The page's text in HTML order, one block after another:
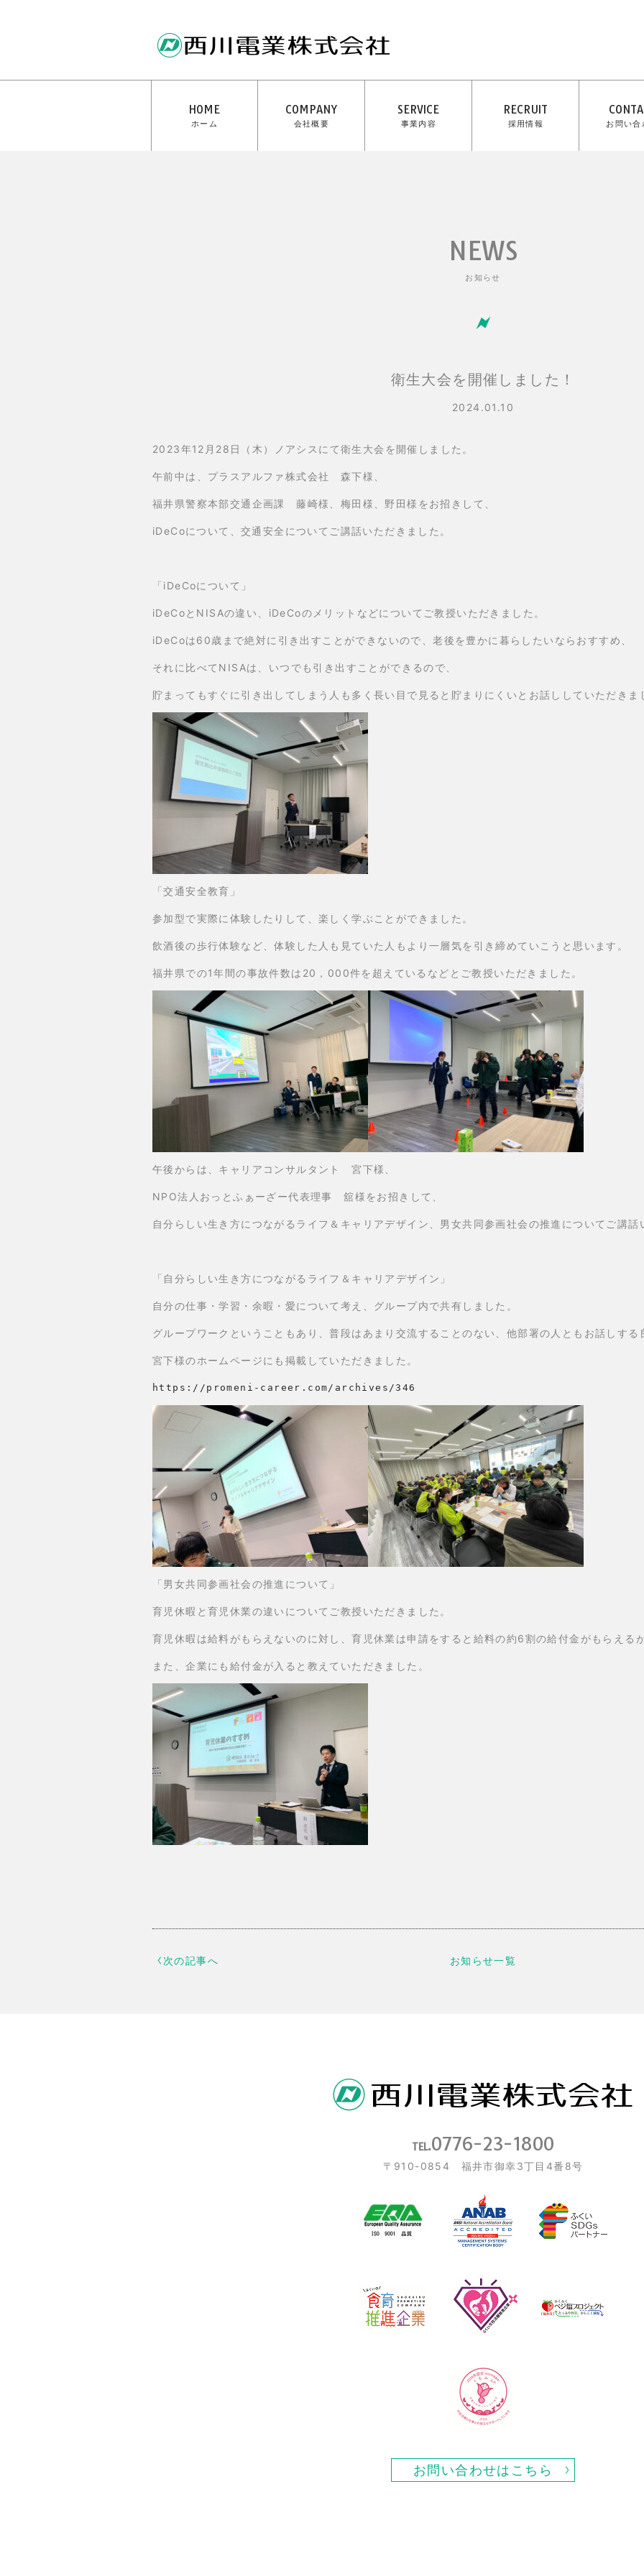
HOME
ホーム
COMPANY
会社概要
SERVICE
事業内容
RECRUIT
採用情報 お問い合
NEWS
お知らせ
衛生大会を開催しました！
2024.01.10
2023年12月28日（木）ノアシスにて衛生大会を開催しました。
午前中は、プラスアルファ株式会社 森下様、
福井県警察本部交通企画課 藤崎様、梅田様、野田様をお招きして、
iDeCoについて、交通安全についてご講話いただきました。
「iDeCoについて」
iDeCoとNISAの違い、iDeCoのメリットなどについてご教授いただきました。
iDeCoは60歳まで絶対に引き出すことができないので、老後を豊かに暮らしたいならおすすめ、
それに比べてNISAは、いつでも引き出すことができるので、
貯まってもすぐに引き出してしまう人も多く長い目で見ると貯まりにくいとお話ししていただきま
「交通安全教育」
参加型で実際に体験したりして、楽しく学ぶことができました。
飲酒後の歩行体験など、体験した人も見ていた人もより一層気を引き締めていこうと思います。
福井県での1年間の事故件数は20，000件を超えているなどとご教授いただきました。
午後からは、キャリアコンサルタント 宮下様、
NPO法人おっとふぁーざー代表理事 舘様をお招きして、
自分らしい生き方につながるライフ＆キャリアデザイン、男女共同参画社会の推進についてご講話
「自分らしい生き方につながるライフ＆キャリアデザイン」
自分の仕事・学習・余暇・愛について考え、グループ内で共有しました。
グループワークということもあり、普段はあまり交流することのない、他部署の人ともお話しする
宮下様のホームページにも掲載していただきました。
https ://promeni-career.com/archives/346
「男女共同参画社会の推進について」
育児休暇と育児休業の違いについてご教授いただきました。
育児休暇は給料がもらえないのに対し、育児休業は申請をすると給料の約6割の給付金がもらえる
また、企業にも給付金が入ると教えていただきました。
次の記事へ お知らせ一覧
TEL.0776-23-1800
〒910-0854 福井市御幸3丁目4番8号
お問い合わせはこちら